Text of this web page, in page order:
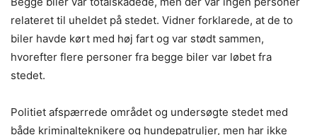
relateret til uheldet på stedet. Vidner forklarede, at de to
biler havde kørt med høj fart og var stødt sammen,
hvorefter flere personer fra begge biler var løbet fra
stedet.
Politiet afspærrede området og undersøgte stedet med
både kriminalteknikere og hundepatruljer, men har ikke